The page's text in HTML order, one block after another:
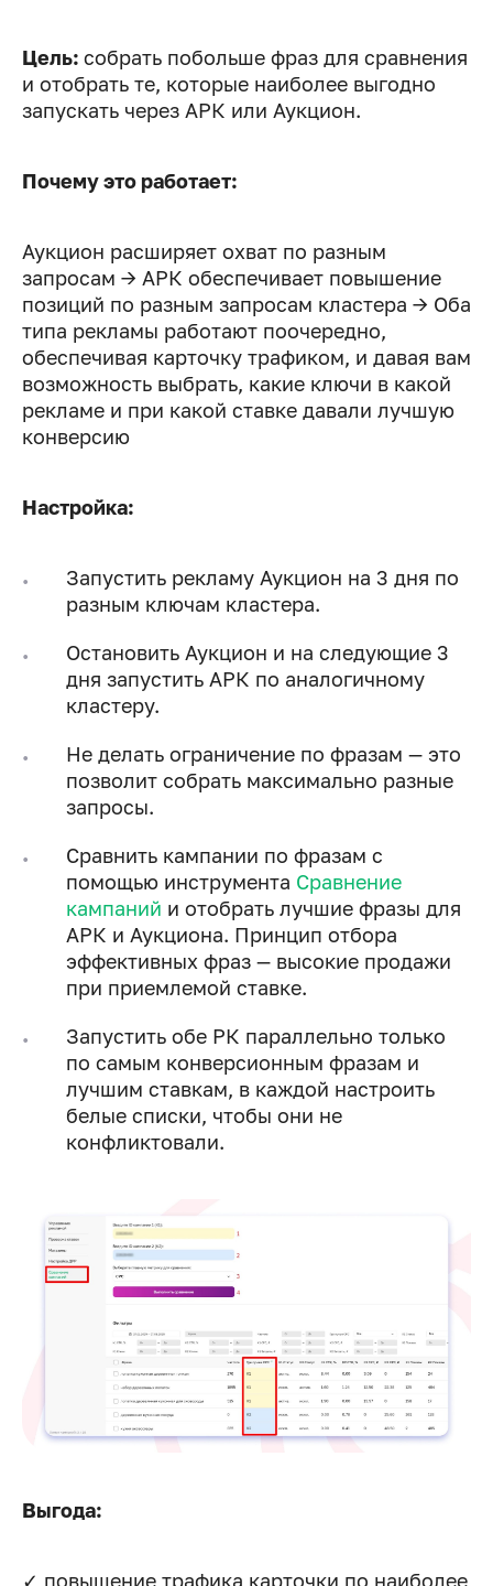
Цель: собрать побольше фраз для сравнения
и отобрать те, которые наиболее выгодно
запускать через АРК или Аукцион.
Почему это работает:
Аукцион расширяет охват по разным
запросам → АРК обеспечивает повышение
позиций по разным запросам кластера → Оба
типа рекламы работают поочередно,
обеспечивая карточку трафиком, и давая вам
возможность выбрать, какие ключи в какой
рекламе и при какой ставке давали лучшую
конверсию
Настройка:
Запустить рекламу Аукцион на 3 дня по
разным ключам кластера.
Остановить Аукцион и на следующие 3
дня запустить АРК по аналогичному
кластеру.
Не делать ограничение по фразам — это
позволит собрать максимально разные
запросы.
Сравнить кампании по фразам с
помощью инструмента Сравнение
кампаний и отобрать лучшие фразы для
АРК и Аукциона. Принцип отбора
эффективных фраз — высокие продажи
при приемлемой ставке.
Запустить обе РК параллельно только
по самым конверсионным фразам и
лучшим ставкам, в каждой настроить
белые списки, чтобы они не
конфликтовали.
Выгода:
✓ повышение трафика карточки по наиболее